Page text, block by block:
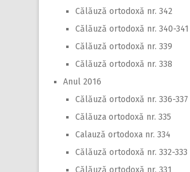
Călăuză ortodoxă nr. 342
Călăuză ortodoxă nr. 340-341
Călăuză ortodoxă nr. 339
Călăuză ortodoxă nr. 338
Anul 2016
Călăuză ortodoxă nr. 336-337
Călăuza ortodoxă nr. 335
Calauză ortodoxa nr. 334
Călăuză ortodoxă nr. 332-333